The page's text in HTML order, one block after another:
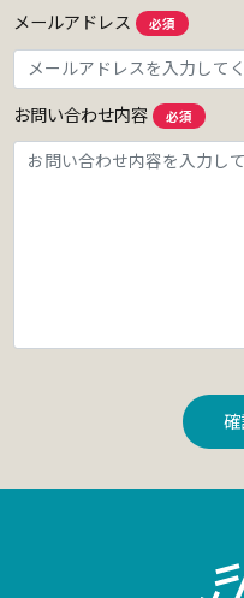
メールアドレス 必須
お問い合わせ内容 必須